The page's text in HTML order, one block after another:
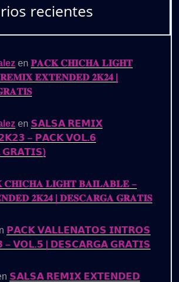
recientes
en 𝐏𝐀𝐂𝐊 𝐂𝐇𝐈𝐂𝐇𝐀 𝐋𝐈𝐆𝐇𝐓
𝐄𝐗𝐓𝐄𝐍𝐃𝐄𝐃 𝟐𝐊𝟐𝟒 |
en 𝗦𝗔𝗟𝗦𝗔 𝗥𝗘𝗠𝗜𝗫
– 𝗣𝗔𝗖𝗞 𝗩𝗢𝗟.𝟲
𝐂𝐇𝐈𝐂𝐇𝐀 𝐋𝐈𝐆𝐇𝐓 𝐁𝐀𝐈𝐋𝐀𝐁𝐋𝐄 –
𝟐𝐊𝟐𝟒 | 𝐃𝐄𝐒𝐂𝐀𝐑𝐆𝐀 𝐆𝐑𝐀𝐓𝐈𝐒
𝗣𝗔𝗖𝗞 𝗩𝗔𝗟𝗟𝗘𝗡𝗔𝗧𝗢𝗦 𝗜𝗡𝗧𝗥𝗢𝗦
– 𝗩𝗢𝗟.𝟱 | 𝗗𝗘𝗦𝗖𝗔𝗥𝗚𝗔 𝗚𝗥𝗔𝗧𝗜𝗦
𝗦𝗔𝗟𝗦𝗔 𝗥𝗘𝗠𝗜𝗫 𝗘𝗫𝗧𝗘𝗡𝗗𝗘𝗗